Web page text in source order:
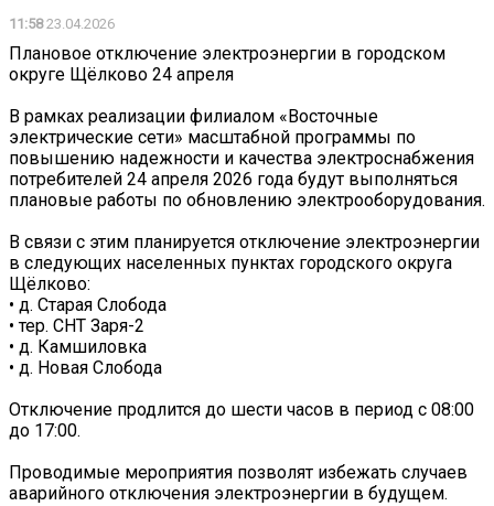
11:5823.04.2026
Плановое отключение электроэнергии в городском
округе Щёлково 24 апреля
В рамках реализации филиалом «Восточные
электрические сети» масштабной программы по
повышению надежности и качества электроснабжения
потребителей 24 апреля 2026 года будут выполняться
плановые работы по обновлению электрооборудования.
В связи с этим планируется отключение электроэнергии
в следующих населенных пунктах городского округа
Щёлково:
• д. Старая Слобода
• тер. СНТ Заря-2
• д. Камшиловка
• д. Новая Слобода
Отключение продлится до шести часов в период с 08:00
до 17:00.
Проводимые мероприятия позволят избежать случаев
аварийного отключения электроэнергии в будущем.